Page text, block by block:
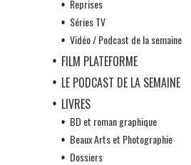
Reprises
Séries TV
Vidéo / Podcast de la semaine
FILM PLATEFORME
LE PODCAST DE LA SEMAINE
LIVRES
BD et roman graphique
Beaux Arts et Photographie
Dossiers